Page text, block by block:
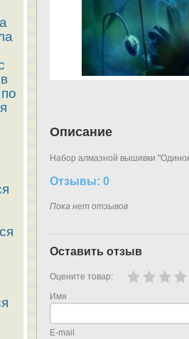
Описание
Набор алмазной вышивки
Отзывы: 0
Пока нет отзывов
Оставить отзыв
Оцените товар:
Имя
E-mail